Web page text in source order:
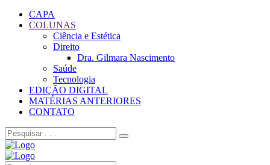
CAPA
COLUNAS
Ciência e Estética
Direito
Dra. Gilmara Nascimento
Saúde
Tecnologia
EDIÇÃO DIGITAL
MATÉRIAS ANTERIORES
CONTATO